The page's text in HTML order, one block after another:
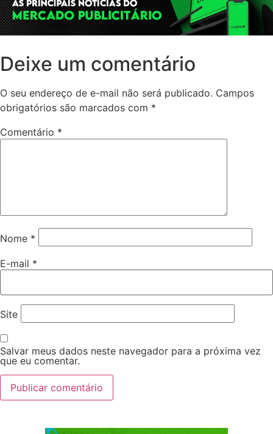
Deixe um comentário
O seu endereço de e-mail não será publicado. Campos
obrigatórios são marcados com *
Comentário *
Nome *
E-mail *
Site
Salvar meus dados neste navegador para a próxima vez
que eu comentar.